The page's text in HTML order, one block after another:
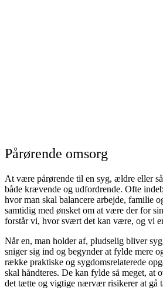
Pårørende omsorg
At være pårørende til en syg, ældre eller
både krævende og udfordrende. Ofte
hvor man skal balancere arbejde, familie
samtidig med ønsket om at være der for
forstår vi, hvor svært det kan være, og vi
Når en, man holder af, pludselig bliver
sniger sig ind og begynder at fylde mere
række praktiske og sygdomsrelaterede
skal håndteres. De kan fylde så meget, at
det tætte og vigtige nærvær risikerer at gå